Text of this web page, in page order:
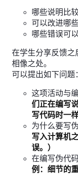
哪些说明比
可以改进哪
哪些错误可
在学生分享反馈之
相像之处。
可以提出如下问题
这项活动与
们正在编写
写代码时一样
为什么要写
写入计算机
误。）
在编写伪代
例：细节的